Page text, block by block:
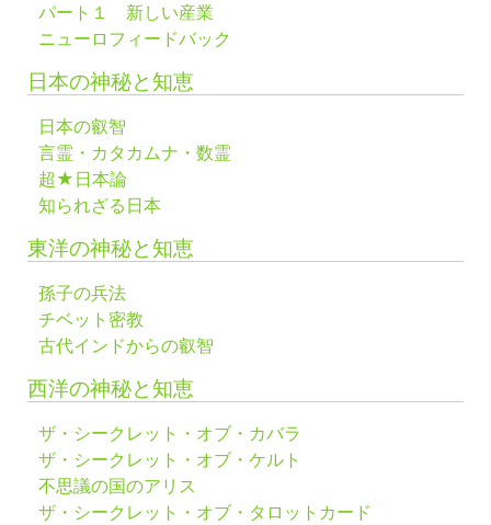
パート１ 新しい産業
ニューロフィードバック
日本の神秘と知恵
日本の叡智
言霊・カタカムナ・数霊
超★日本論
知られざる日本
東洋の神秘と知恵
孫子の兵法
チベット密教
古代インドからの叡智
西洋の神秘と知恵
ザ・シークレット・オブ・カバラ
ザ・シークレット・オブ・ケルト
不思議の国のアリス
ザ・シークレット・オブ・タロットカード